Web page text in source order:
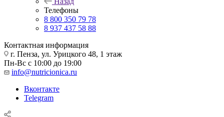
Телефоны
8 800 350 79 78
8 937 437 58 88
Контактная информация
г. Пенза, ул. Урицкого 48, 1 этаж
Пн-Вс с 10:00 до 19:00
info@nutricionica.ru
Вконтакте
Telegram